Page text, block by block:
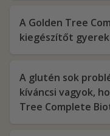
A Golden Tree
kiegészítőt
A glutén sok
kíváncsi vagyok,
Tree Complete